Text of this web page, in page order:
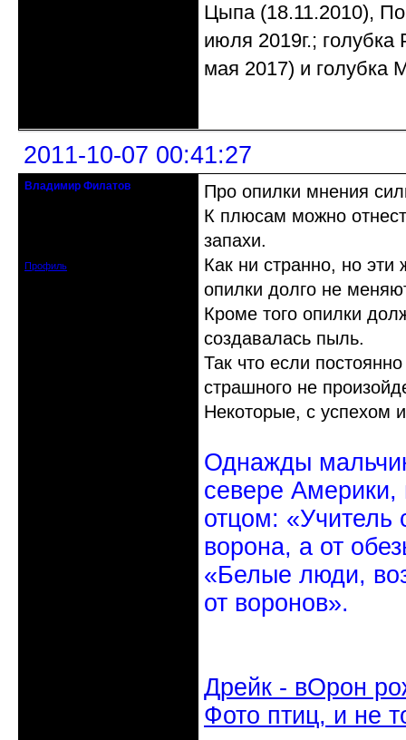
Цыпа (18.11.2010),
июля 2019г.;
мая 2017) и голубка
2011-10-07 00:41:27
Владимир Филатов
Профиль
Про опилки мнения
К плюсам можно
запахи.
Как ни странно, но
опилки долго не
Кроме того опилки
создавалась пыль.
Так что если
страшного не
Некоторые, с успехом
Однажды
севере
отцом: «Учитель
ворона, а от
«Белые люди,
от воронов».
Дрейк - вОрон
Фото птиц, и не